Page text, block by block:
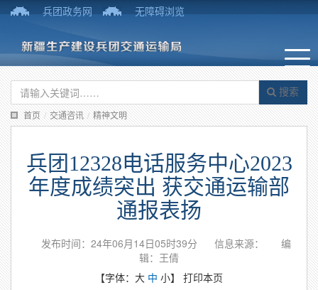
兵团政务网 无障碍浏览
搜索
首页 / 交通咨讯 / 精神文明
兵团12328电话服务中心2023
年度成绩突出 获交通运输部
通报表扬
发布时间：24年06月14日05时39分 信息来源：
编
辑：王倩
【字体： 大 中 小】 打印本页